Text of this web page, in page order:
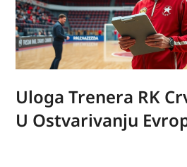
Uloga Trenera RK
U Ostvarivanju